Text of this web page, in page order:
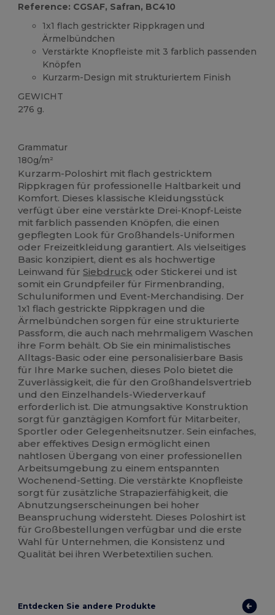
Reference: CGSAF, Safran, BC410
1x1 flach gestrickter Rippkragen und
Ärmelbündchen
Verstärkte Knopfleiste mit 3 farblich passenden
Knöpfen
Kurzarm-Design mit strukturiertem Finish
GEWICHT
276 g.
Grammatur
180g/m²
Kurzarm-Poloshirt mit flach gestricktem
Rippkragen für professionelle Haltbarkeit und
Komfort. Dieses klassische Kleidungsstück
verfügt über eine verstärkte Drei-Knopf-Leiste
mit farblich passenden Knöpfen, die einen
gepflegten Look für Großhandels-Uniformen
oder Freizeitkleidung garantiert. Als vielseitiges
Basic konzipiert, dient es als hochwertige
Leinwand fürSiebdruck oder Stickerei und ist
somit ein Grundpfeiler für Firmenbranding,
Schuluniformen und Event-Merchandising. Der
1x1 flach gestrickte Rippkragen und die
Ärmelbündchen sorgen für eine strukturierte
Passform, die auch nach mehrmaligem Waschen
ihre Form behält. Ob Sie ein minimalistisches
Alltags-Basic oder eine personalisierbare Basis
für Ihre Marke suchen, dieses Polo bietet die
Zuverlässigkeit, die für den Großhandelsvertrieb
und den Einzelhandels-Wiederverkauf
erforderlich ist. Die atmungsaktive Konstruktion
sorgt für ganztägigen Komfort für Mitarbeiter,
Sportler oder Gelegenheitsnutzer. Sein einfaches,
aber effektives Design ermöglicht einen
nahtlosen Übergang von einer professionellen
Arbeitsumgebung zu einem entspannten
Wochenend-Setting. Die verstärkte Knopfleiste
sorgt für zusätzliche Strapazierfähigkeit, die
Abnutzungserscheinungen bei hoher
Beanspruchung widersteht. Dieses Poloshirt ist
für Großbestellungen verfügbar und die erste
Wahl für Unternehmen, die Konsistenz und
Qualität bei ihren Werbetextilien suchen.
Entdecken Sie andere Produkte